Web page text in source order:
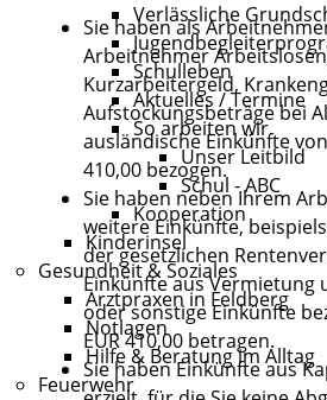
Verlässliche
Schulleben
Aktuelles / Termine
So arbeiten wir
Unser Leitbild
Schul - ABC
Kooperation
Kinderinsel
Gesundheit & Soziales
Arztpraxen in Feldberg
Notlagen
Hilfe & Beratung im Alltag
Feuerwehr
Sie haben als
Arbeitnehmer
Kurzarbeitergeld,
Aufstockungsbeträge bei
ausländische Einkünfte
410,00 bezogen.
Sie haben neben Ihrem
weitere Einkünfte,
der gesetzlichen
Einkünfte aus Vermietung
oder sonstige Einkünfte
EUR 410,00 betragen.
Sie haben Einkünfte aus